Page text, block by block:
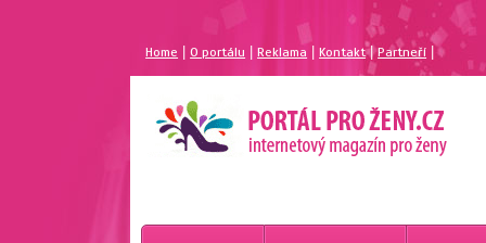
Home |O portálu Reklama Kontakt| Partneří
MAGAZÍN PRO ŽENY
PORTÁL PRO ŽENY.CZ